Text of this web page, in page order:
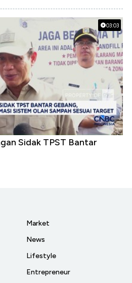
03:03
Sidak TPST Bantar
Market
News
Lifestyle
Entrepreneur